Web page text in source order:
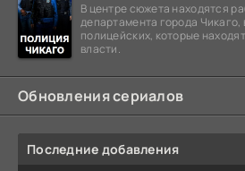
В центре сюжета находятся
департамента города Чикаго,
полицейских, которые
власти.
Обновления сериалов
Последние добавления